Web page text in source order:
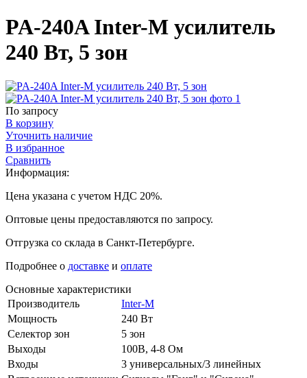
PA-240A Inter-M усилитель
240 Вт, 5 зон
По запросу
В корзину
Уточнить наличие
В избранное
Сравнить
Информация:
Цена указана с учетом НДС 20%.
Оптовые цены предоставляются по запросу.
Отгрузка со склада в Санкт-Петербурге.
Подробнее о доставке и оплате
Основные характеристики
Производитель
Inter-M
Мощность
240 Вт
Селектор зон
5 зон
Выходы
100В, 4-8 Ом
Входы
3 универсальных/3 линейных